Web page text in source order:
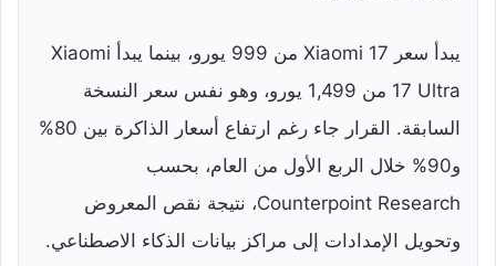
يبدأ سعر Xiaomi 17 من 999 يورو، بينما يبدأ Xiaomi
17 Ultra من 1,499 يورو، وهو نفس سعر النسخة
السابقة. القرار جاء رغم ارتفاع أسعار الذاكرة بين 80%
و90% خلال الربع الأول من العام، بحسب
Counterpoint Research، نتيجة نقص المعروض
وتحويل الإمدادات إلى مراكز بيانات الذكاء الاصطناعي.